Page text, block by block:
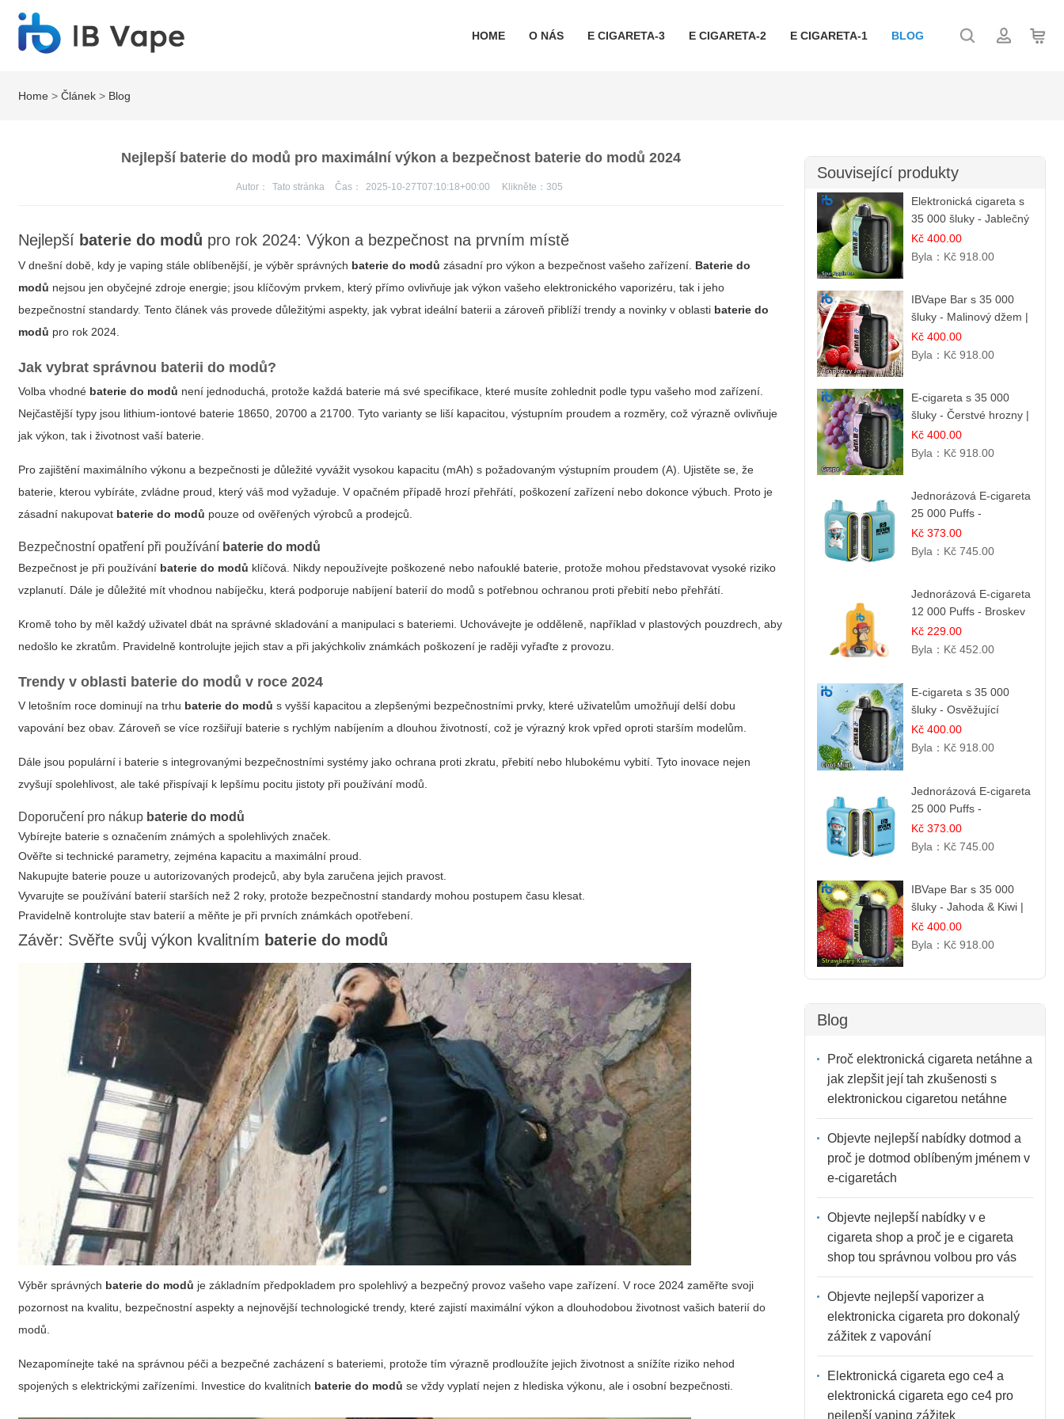
HOME O NÁS E CIGARETA-3 E CIGARETA-2 E CIGARETA-1 BLOG
Home >Článek > Blog
Nejlepší baterie do modů pro maximální výkon a bezpečnost baterie do modů 2024
Autor： Tato stránka Čas： 2025-10-27T07:10:18+00:00 Klikněte： 305
Nejlepší baterie do modů pro rok 2024: Výkon a bezpečnost na prvním místě
V dnešní době, kdy je vaping stále oblíbenější, je výběr správných baterie do modů zásadní pro výkon a bezpečnost vašeho zařízení. Baterie do
modů nejsou jen obyčejné zdroje energie; jsou klíčovým prvkem, který přímo ovlivňuje jak výkon vašeho elektronického vaporizéru, tak i jeho
bezpečnostní standardy. Tento článek vás provede důležitými aspekty, jak vybrat ideální baterii a zároveň přiblíží trendy a novinky v oblasti baterie do
modů pro rok 2024.
Jak vybrat správnou baterii do modů?
Volba vhodné baterie do modů není jednoduchá, protože každá baterie má své specifikace, které musíte zohlednit podle typu vašeho mod zařízení.
Nejčastější typy jsou lithium-iontové baterie 18650, 20700 a 21700. Tyto varianty se liší kapacitou, výstupním proudem a rozměry, což výrazně ovlivňuje
jak výkon, tak i životnost vaší baterie.
Pro zajištění maximálního výkonu a bezpečnosti je důležité vyvážit vysokou kapacitu (mAh) s požadovaným výstupním proudem (A). Ujistěte se, že
baterie, kterou vybíráte, zvládne proud, který váš mod vyžaduje. V opačném případě hrozí přehřátí, poškození zařízení nebo dokonce výbuch. Proto je
zásadní nakupovat baterie do modů pouze od ověřených výrobců a prodejců.
Bezpečnostní opatření při používání baterie do modů
Bezpečnost je při používání baterie do modů klíčová. Nikdy nepoužívejte poškozené nebo nafouklé baterie, protože mohou představovat vysoké riziko
vzplanutí. Dále je důležité mít vhodnou nabíječku, která podporuje nabíjení baterií do modů s potřebnou ochranou proti přebití nebo přehřátí.
Kromě toho by měl každý uživatel dbát na správné skladování a manipulaci s bateriemi. Uchovávejte je odděleně, například v plastových pouzdrech, aby
nedošlo ke zkratům. Pravidelně kontrolujte jejich stav a při jakýchkoliv známkách poškození je raději vyřaďte z provozu.
Trendy v oblasti baterie do modů v roce 2024
V letošním roce dominují na trhu baterie do modů s vyšší kapacitou a zlepšenými bezpečnostními prvky, které uživatelům umožňují delší dobu
vapování bez obav. Zároveň se více rozšiřují baterie s rychlým nabíjením a dlouhou životností, což je výrazný krok vpřed oproti starším modelům.
Dále jsou populární i baterie s integrovanými bezpečnostními systémy jako ochrana proti zkratu, přebití nebo hlubokému vybití. Tyto inovace nejen
zvyšují spolehlivost, ale také přispívají k lepšímu pocitu jistoty při používání modů.
Doporučení pro nákup baterie do modů
Vybírejte baterie s označením známých a spolehlivých značek.
Ověřte si technické parametry, zejména kapacitu a maximální proud.
Nakupujte baterie pouze u autorizovaných prodejců, aby byla zaručena jejich pravost.
Vyvarujte se používání baterií starších než 2 roky, protože bezpečnostní standardy mohou postupem času klesat.
Pravidelně kontrolujte stav baterií a měňte je při prvních známkách opotřebení.
Závěr: Svěřte svůj výkon kvalitním baterie do modů
Výběr správných baterie do modů je základním předpokladem pro spolehlivý a bezpečný provoz vašeho vape zařízení. V roce 2024 zaměřte svoji
pozornost na kvalitu, bezpečnostní aspekty a nejnovější technologické trendy, které zajistí maximální výkon a dlouhodobou životnost vašich baterií do
modů.
Nezapomínejte také na správnou péči a bezpečné zacházení s bateriemi, protože tím výrazně prodloužíte jejich životnost a snížíte riziko nehod
spojených s elektrickými zařízeními. Investice do kvalitních baterie do modů se vždy vyplatí nejen z hlediska výkonu, ale i osobní bezpečnosti.
Související produkty
Elektronická cigareta s
35 000 šluky - Jablečný
kyselý led | Osvěžující
kyselá jablka
Kč 400.00
Byla： Kč 918.00
IBVape Bar s 35 000
šluky - Malinový džem |
Sladká ovocná příchuť
Kč 400.00
Byla： Kč 918.00
E-cigareta s 35 000
šluky - Čerstvé hrozny |
Osvěžující ovocná
příchuť
Kč 400.00
Byla： Kč 918.00
Jednorázová E-cigareta
25 000 Puffs -
Ostružina & Borůvka |
Lesní ovocná směs
Kč 373.00
Byla： Kč 745.00
Jednorázová E-cigareta
12 000 Puffs - Broskev
& Ovocná Šťáva |
Osvěžující ovocná
Kč 229.00
Byla： Kč 452.00
E-cigareta s 35 000
šluky - Osvěžující
mentol | Čistá a svěží
chuť
Kč 400.00
Byla： Kč 918.00
Jednorázová E-cigareta
25 000 Puffs -
Jahodová Zmrzlina |
Krémová sladká příchuť
Kč 373.00
Byla： Kč 745.00
IBVape Bar s 35 000
šluky - Jahoda & Kiwi |
Osvěžující ovocná
směs
Kč 400.00
Byla： Kč 918.00
Blog
Proč elektronická cigareta netáhne a
jak zlepšit její tah zkušenosti s
elektronickou cigaretou netáhne
Objevte nejlepší nabídky dotmod a
proč je dotmod oblíbeným jménem v
e-cigaretách
Objevte nejlepší nabídky v e
cigareta shop a proč je e cigareta
shop tou správnou volbou pro vás
Objevte nejlepší vaporizer a
elektronicka cigareta pro dokonalý
zážitek z vapování
Elektronická cigareta ego ce4 a
elektronická cigareta ego ce4 pro
nejlepší vaping zážitek